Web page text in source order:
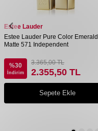
Estee Lauder
Estee Lauder Pure Color Emerald
Matte 571 Independent
%30
İndirim
3.365,00TL
2.355,50 TL
Sepete Ekle